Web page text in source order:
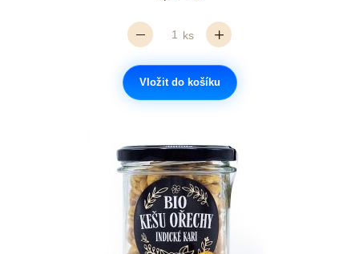
ks
Vložit do košíku